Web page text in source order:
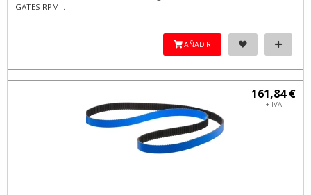
GATES RPM...
AÑADIR
161,84 €
+ IVA